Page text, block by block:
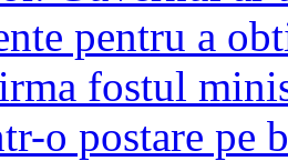
pentru a
fostul
o postare pe